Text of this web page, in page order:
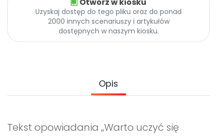
Pomoc
Uzyskaj dostęp do tego pliku oraz do ponad
2000 innych scenariuszy i artykułów
dostępnych w naszym kiosku.
Opis
Tekst opowiadania „Warto uczyć się